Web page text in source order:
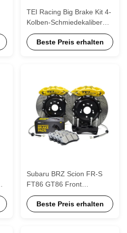
TEI Racing Big Brake Kit 4-
Kolben-Schmiedekaliber
P40 Super für Subaru WRX
BRZBeste Preis erhalten
Subaru BRZ Scion FR-S
FT86 GT86 Front
Großbremsgerät BBK Front
und Heck 18 Zoll 19 Zoll
Beste Preis erhalten